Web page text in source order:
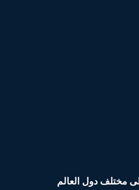
مختلف دول العالم